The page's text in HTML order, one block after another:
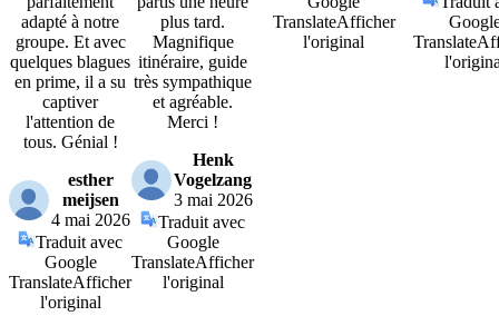
adapté à notre
groupe. Et avec
quelques blagues
en prime, il a su
captiver
l'attention de
tous. Génial !
esther
meijsen
4 mai 2026
Traduit avec
Google
TranslateAfficher
l'original
plus tard.
Magnifique
itinéraire, guide
très sympathique
et agréable.
Merci !
Henk
Vogelzang
3 mai 2026
Traduit avec
Google
TranslateAfficher
l'original
TranslateAfficher
l'original
Translate